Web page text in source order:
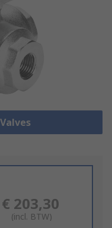
€ 203,30
(incl. BTW)